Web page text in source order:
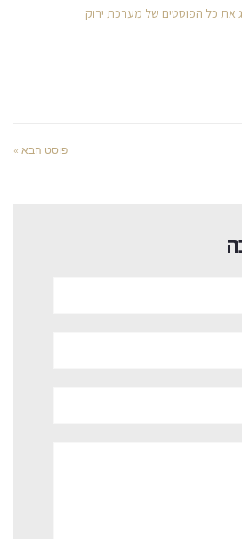
את כל הפוסטים של מערכת ירוק
פוסט הבא »